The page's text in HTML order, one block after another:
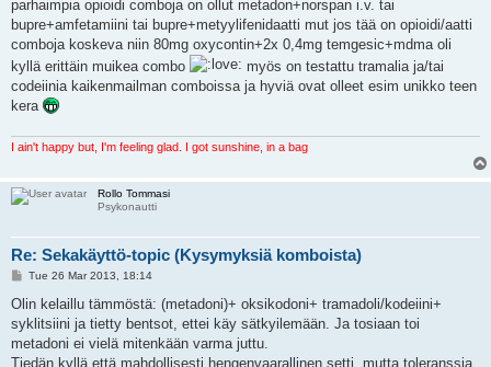
parhaimpia opioidi comboja on ollut metadon+norspan i.v. tai
bupre+amfetamiini tai bupre+metyylifenidaatti mut jos tää on opioidi/aatti
comboja koskeva niin 80mg oxycontin+2x 0,4mg temgesic+mdma oli
kyllä erittäin muikea combo
myös on testattu tramalia ja/tai
codeiinia kaikenmailman comboissa ja hyviä ovat olleet esim unikko teen
kera
I ain't happy but, I'm feeling glad. I got sunshine, in a bag
Rollo Tommasi
Psykonautti
Re: Sekakäyttö-topic (Kysymyksiä komboista)
P
s
Tue 26 Mar 2013, 18:14
Olin kelaillu tämmöstä: (metadoni)+ oksikodoni+ tramadoli/kodeiini+
syklitsiini ja tietty bentsot, ettei käy sätkyilemään. Ja tosiaan toi
metadoni ei vielä mitenkään varma juttu.
Tiedän kyllä että mahdollisesti hengenvaarallinen setti, mutta toleranssia